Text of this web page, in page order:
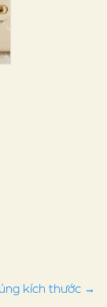
kích thước →